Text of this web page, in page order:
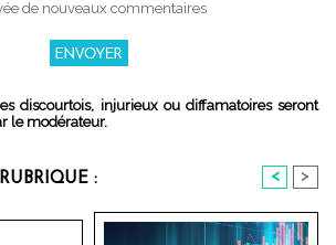
de nouveaux commentaires
discourtois, injurieux ou diffamatoires seront
le modérateur.
: < >